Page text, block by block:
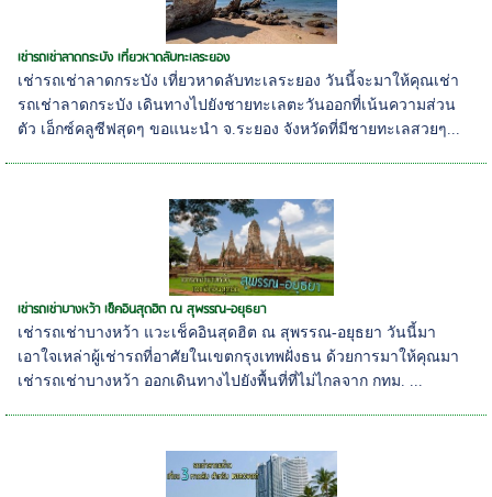
เช่ารถเช่าลาดกระบัง เที่ยวหาดลับทะเลระยอง
เช่ารถเช่าลาดกระบัง เที่ยวหาดลับทะเลระยอง วันนี้จะมาให้คุณเช่า
รถเช่าลาดกระบัง เดินทางไปยังชายทะเลตะวันออกที่เน้นความส่วน
ตัว เอ็กซ์คลูซีฟสุดๆ ขอแนะนำ จ.ระยอง จังหวัดที่มีชายทะเลสวยๆ...
เช่ารถเช่าบางหว้า เช็คอินสุดฮิต ณ สุพรรณ-อยุธยา
เช่ารถเช่าบางหว้า แวะเช็คอินสุดฮิต ณ สุพรรณ-อยุธยา วันนี้มา
เอาใจเหล่าผู้เช่ารถที่อาศัยในเขตกรุงเทพฝั่งธน ด้วยการมาให้คุณมา
เช่ารถเช่าบางหว้า ออกเดินทางไปยังพื้นที่ที่ไม่ไกลจาก กทม. ...